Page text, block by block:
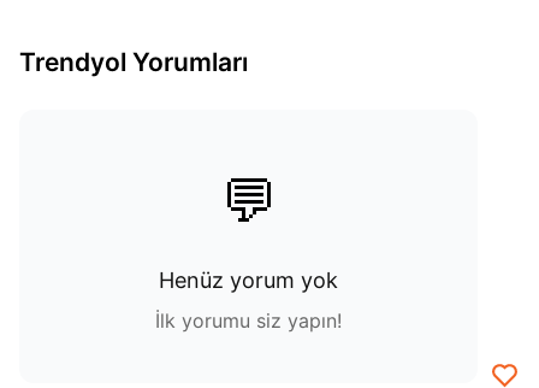
Trendyol Yorumları
💬
Henüz yorum yok
İlk yorumu siz yapın!